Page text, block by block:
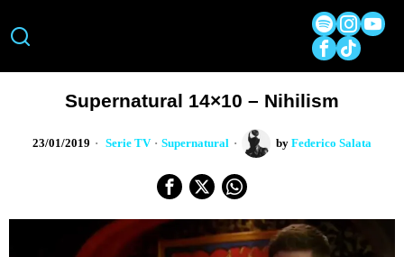
Supernatural 14×10 – Nihilism
23/01/2019 Serie TV · Supernatural by Federico Salata